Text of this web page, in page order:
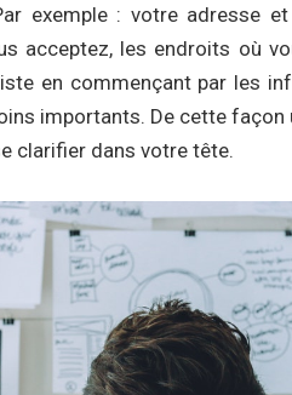
exemple : votre adresse
acceptez, les endroits où
en commençant par les
importants. De cette
clarifier dans votre tête.